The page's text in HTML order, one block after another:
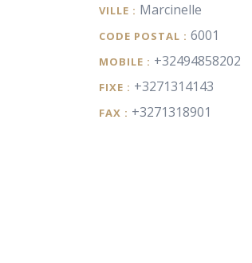
VILLE : Marcinelle
CODE POSTAL : 6001
MOBILE : +32494858202
FIXE : +3271314143
FAX : +3271318901